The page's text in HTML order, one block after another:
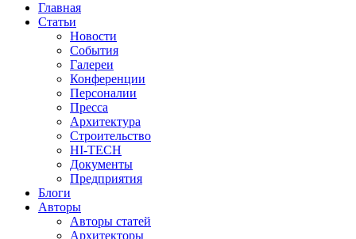
Главная
Статьи
Новости
События
Галереи
Конференции
Персоналии
Пресса
Архитектура
Строительство
HI-TECH
Документы
Предприятия
Блоги
Авторы
Авторы статей
Архитекторы